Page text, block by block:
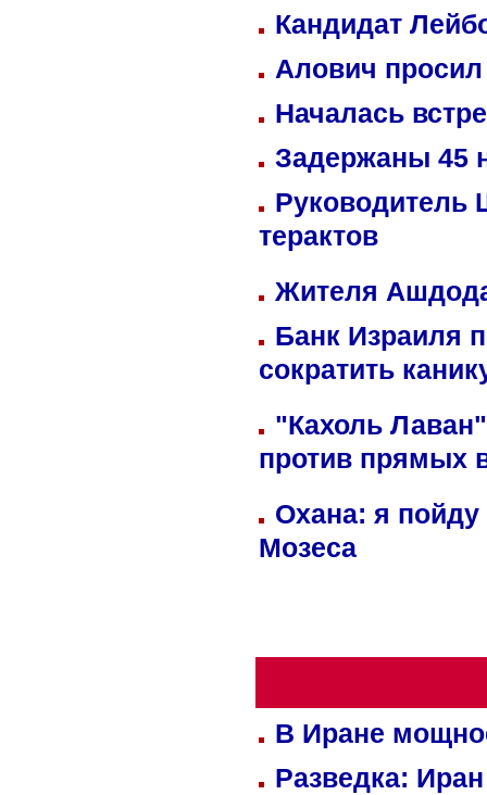
Кандидат
Алович просил
Началась
Задержаны 45
Руководитель
терактов
Жителя
Банк Израиля
сократить
"Кахоль
против прямых
Охана: я пойду
Мозеса
В Иране
Разведка: